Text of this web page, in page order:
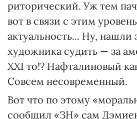
риторический. Уж тем
вот в связи с этим
актуальность... Ну, нашли
художника судить — за
ХХI то!? Нафталиновый
Совсем несовременный.
Вот что по этому
сообщил «ЗН» сам